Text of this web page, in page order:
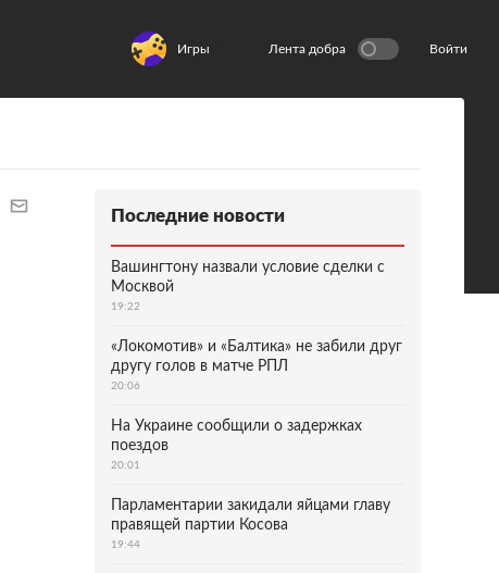
Игры Лента добра Войти
Последние новости
Вашингтону назвали условие сделки с
Москвой
19:22
«Локомотив» и «Балтика» не забили друг
другу голов в матче РПЛ
20:06
На Украине сообщили о задержках
поездов
20:01
Парламентарии закидали яйцами главу
правящей партии Косова
19:44